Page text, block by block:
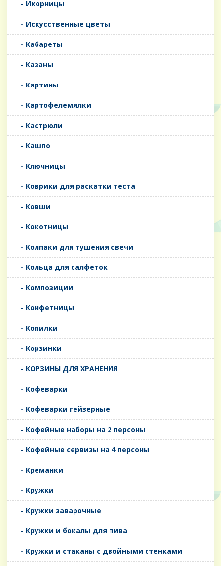
- Икорницы
- Искусственные цветы
- Кабареты
- Казаны
- Картины
- Картофелемялки
- Кастрюли
- Кашпо
- Ключницы
- Коврики для раскатки теста
- Ковши
- Кокотницы
- Колпаки для тушения свечи
- Кольца для салфеток
- Композиции
- Конфетницы
- Копилки
- Корзинки
- КОРЗИНЫ ДЛЯ ХРАНЕНИЯ
- Кофеварки
- Кофеварки гейзерные
- Кофейные наборы на 2 персоны
- Кофейные сервизы на 4 персоны
- Креманки
- Кружки
- Кружки заварочные
- Кружки и бокалы для пива
- Кружки и стаканы с двойными стенками